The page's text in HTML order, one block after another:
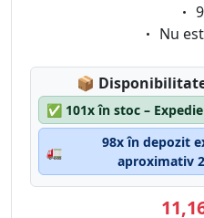
Nu
📦 Lagerstatus:
✅ 101x în stoc –
🚛
98x în depozit
aproximativ